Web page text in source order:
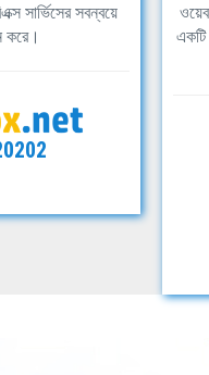
সার্ভিসের সবন্বয়ে
করে।